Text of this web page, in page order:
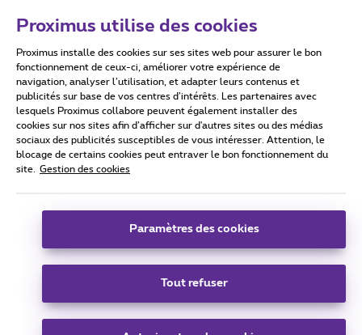
Conditions d'utilisation Accessibility statement
Tous droits réservés. © 2026 Proximus
Conditions générales, info consommateur
Coordonnées de l’entreprise
Boulevard du Roi Albert II 27 - B-1030 Bruxelles.
Carrier & Wholesale Solutions
Proximus utilise des cookies
Proximus installe des cookies sur ses sites web pour assurer le bon
fonctionnement de ceux-ci, améliorer votre expérience de
navigation, analyser l’utilisation, et adapter leurs contenus et
publicités sur base de vos centres d’intérêts. Les partenaires avec
lesquels Proximus collabore peuvent également installer des
cookies sur nos sites afin d’afficher sur d'autres sites ou des médias
sociaux des publicités susceptibles de vous intéresser. Attention, le
blocage de certains cookies peut entraver le bon fonctionnement du
site.
Gestion des cookies
Paramètres des cookies
Tout refuser